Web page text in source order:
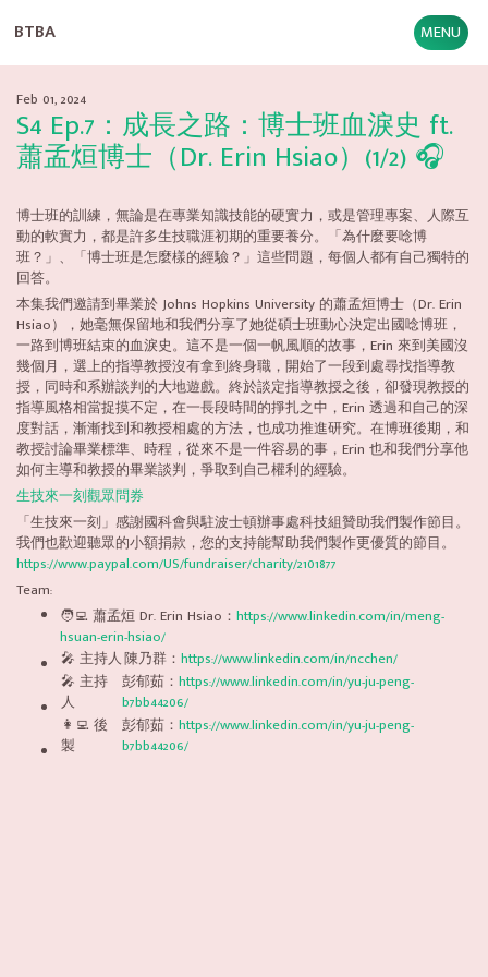
BTBA MENU
Feb 01, 2024
S4 Ep.7：成長之路：博士班血淚史 ft.
蕭孟烜博士（Dr. Erin Hsiao）(1/2) 🎧
博士班的訓練，無論是在專業知識技能的硬實力，或是管理專案、人際互
動的軟實力，都是許多生技職涯初期的重要養分。「為什麼要唸博
班？」、「博士班是怎麼樣的經驗？」這些問題，每個人都有自己獨特的
回答。
本集我們邀請到畢業於 Johns Hopkins University 的蕭孟烜博士（Dr. Erin
Hsiao），她毫無保留地和我們分享了她從碩士班動心決定出國唸博班，
一路到博班結束的血淚史。這不是一個一帆風順的故事，Erin 來到美國沒
幾個月，選上的指導教授沒有拿到終身職，開始了一段到處尋找指導教
授，同時和系辦談判的大地遊戲。終於談定指導教授之後，卻發現教授的
指導風格相當捉摸不定，在一長段時間的掙扎之中，Erin 透過和自己的深
度對話，漸漸找到和教授相處的方法，也成功推進研究。在博班後期，和
教授討論畢業標準、時程，從來不是一件容易的事，Erin 也和我們分享他
如何主導和教授的畢業談判，爭取到自己權利的經驗。
生技來一刻觀眾問券
「生技來一刻」感謝國科會與駐波士頓辦事處科技組贊助我們製作節目。
我們也歡迎聽眾的小額捐款，您的支持能幫助我們製作更優質的節目。
https://www.paypal.com/US/fundraiser/charity/2101877
Team:
🧑‍💻 蕭孟烜 Dr. Erin Hsiao： https://www.linkedin.com/in/meng-
hsuan-erin-hsiao/
🎤 主持人陳乃群： https://www.linkedin.com/in/ncchen/
🎤 主持
人
彭郁茹： https://www.linkedin.com/in/yu-ju-peng-
b7bb44206/
👩‍💻 後
製
彭郁茹： https://www.linkedin.com/in/yu-ju-peng-
b7bb44206/